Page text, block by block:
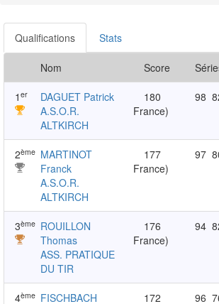
Qualifications Stats
Nom Score
1 er
DAGUET Patrick
A.S.O.R.
ALTKIRCH
180 98
France)
2ème MARTINOT
Franck
A.S.O.R.
ALTKIRCH
177 97
France)
3ème ROUILLON
Thomas
ASS. PRATIQUE
DU TIR
176 94
France)
4ème FISCHBACH
172 96